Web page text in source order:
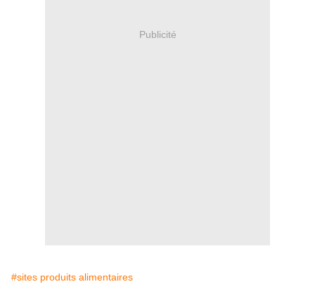
Publicité
#sites produits alimentaires